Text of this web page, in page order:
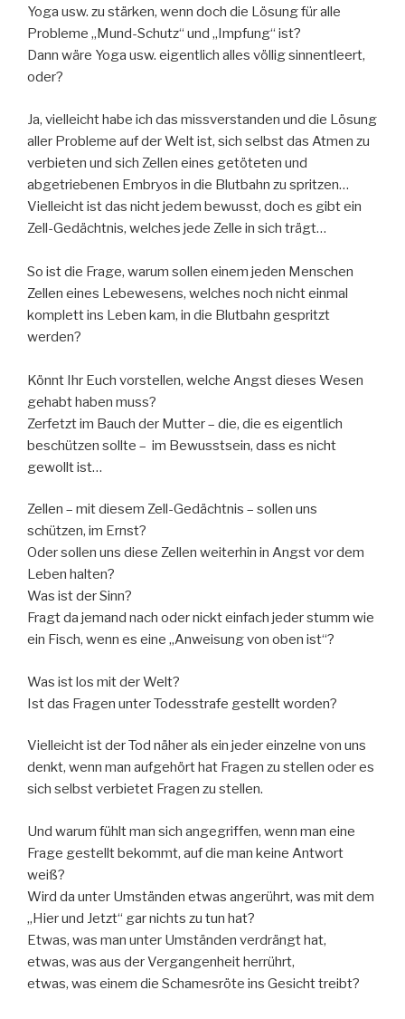
Yoga usw. zu stärken, wenn doch die Lösung für alle
Probleme „Mund-Schutz“ und „Impfung“ ist?
Dann wäre Yoga usw. eigentlich alles völlig sinnentleert,
oder?
Ja, vielleicht habe ich das missverstanden und die Lösung
aller Probleme auf der Welt ist, sich selbst das Atmen zu
verbieten und sich Zellen eines getöteten und
abgetriebenen Embryos in die Blutbahn zu spritzen…
Vielleicht ist das nicht jedem bewusst, doch es gibt ein
Zell-Gedächtnis, welches jede Zelle in sich trägt…
So ist die Frage, warum sollen einem jeden Menschen
Zellen eines Lebewesens, welches noch nicht einmal
komplett ins Leben kam, in die Blutbahn gespritzt
werden?
Könnt Ihr Euch vorstellen, welche Angst dieses Wesen
gehabt haben muss?
Zerfetzt im Bauch der Mutter – die, die es eigentlich
beschützen sollte – im Bewusstsein, dass es nicht
gewollt ist…
Zellen – mit diesem Zell-Gedächtnis – sollen uns
schützen, im Ernst?
Oder sollen uns diese Zellen weiterhin in Angst vor dem
Leben halten?
Was ist der Sinn?
Fragt da jemand nach oder nickt einfach jeder stumm wie
ein Fisch, wenn es eine „Anweisung von oben ist“?
Was ist los mit der Welt?
Ist das Fragen unter Todesstrafe gestellt worden?
Vielleicht ist der Tod näher als ein jeder einzelne von uns
denkt, wenn man aufgehört hat Fragen zu stellen oder es
sich selbst verbietet Fragen zu stellen.
Und warum fühlt man sich angegriffen, wenn man eine
Frage gestellt bekommt, auf die man keine Antwort
weiß?
Wird da unter Umständen etwas angerührt, was mit dem
„Hier und Jetzt“ gar nichts zu tun hat?
Etwas, was man unter Umständen verdrängt hat,
etwas, was aus der Vergangenheit herrührt,
etwas, was einem die Schamesröte ins Gesicht treibt?